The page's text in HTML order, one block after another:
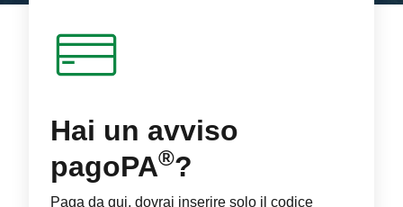
Hai un avviso
pagoPA®?
Paga da qui, dovrai inserire solo il codice